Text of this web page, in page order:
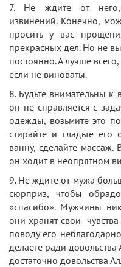
7. Не ждите от него,
извинений. Конечно,
просить у вас
прекрасных дел. Но не
постоянно. А лучше
если не виноваты.
8. Будьте внимательны к
он не справляется с
одежды, возьмите это
стирайте и гладьте его
ванну, сделайте массаж.
он ходит в неопрятном
9. Не ждите от мужа
сюрприз, чтобы
«спасибо». Мужчины
они хранят свои
поводу его
делаете ради
достаточно довольства